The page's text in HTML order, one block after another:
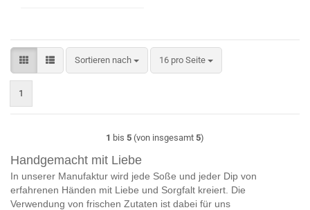
Sortieren nach
Sortieren nach 16 pro Seite
pro Seite
1
1 bis 5 (von insgesamt 5)
Handgemacht mit Liebe
In unserer Manufaktur wird jede Soße und jeder Dip von
erfahrenen Händen mit Liebe und Sorgfalt kreiert. Die
Verwendung von frischen Zutaten ist dabei für uns